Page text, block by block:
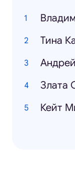
Тина
Злата
Кейт